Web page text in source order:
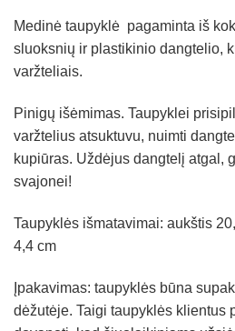
Medinė taupyklė pagaminta iš
sluoksnių ir plastikinio dangtelio,
varžteliais.
Pinigų išėmimas. Taupyklei
varžtelius atsuktuvu, nuimti
kupiūras. Uždėjus dangtelį atgal,
svajonei!
Taupyklės išmatavimai: aukštis
4,4 cm
Įpakavimas: taupyklės būna
dėžutėje. Taigi taupyklės klientus